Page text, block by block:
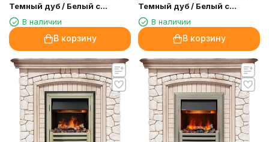
Темный дуб / Белый с
очагом Cavendish
В наличии
В корзину
Темный дуб / Белый с
очагом Chesford
В наличии
В корзину